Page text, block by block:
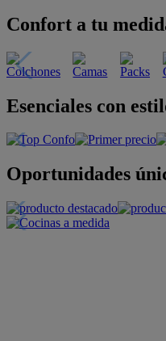
Confort a tu
Esenciales con
Oportunidades